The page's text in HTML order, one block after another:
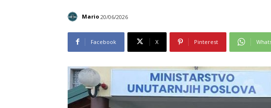
Mario 20/06/2026
Facebook X Pinterest